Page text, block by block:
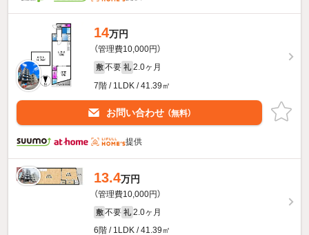
14万円
（管理費10,000円）
敷 不要 礼 2.0ヶ月
7階 / 1LDK / 41.39㎡
お問い合わせ （無料）
提供
13.4万円
（管理費10,000円）
敷 不要 礼 2.0ヶ月
6階 / 1LDK / 41.39㎡